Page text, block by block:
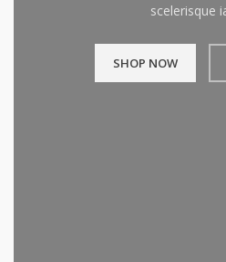
scelerisque
SHOP NOW